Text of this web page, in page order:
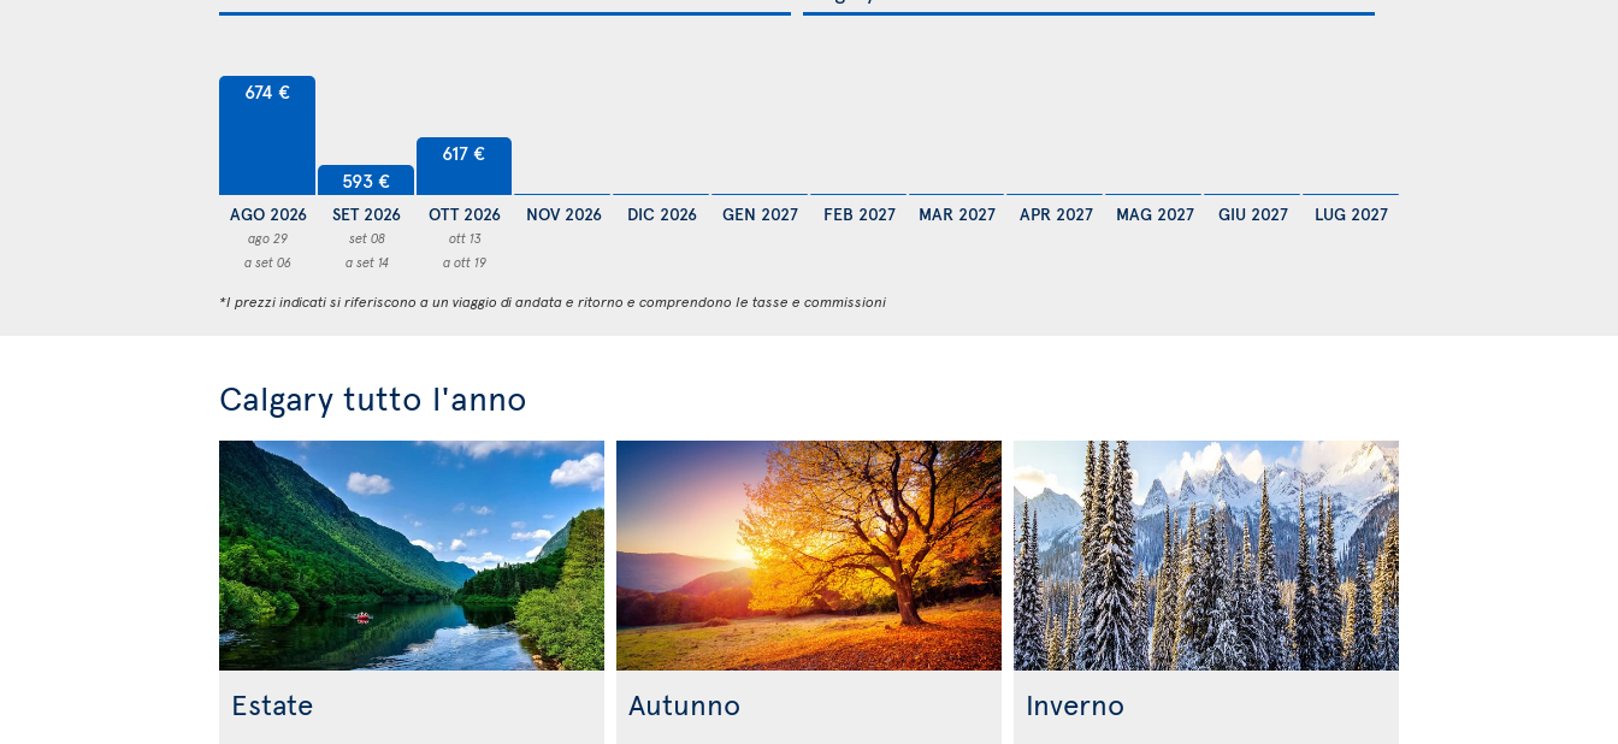
674 €
AGO 2026
ago 29
a set 06
593 €
SET 2026
set 08
a set 14
617 €
OTT 2026
ott 13
a ott 19
NOV 2026 DIC 2026 GEN 2027 FEB 2027 MAR 2027 APR 2027 MAG 2027 GIU 2027 LUG 2027
*I prezzi indicati si riferiscono a un viaggio di andata e ritorno e comprendono le tasse e commissioni
Calgary tutto l'anno
Estate Autunno Inverno